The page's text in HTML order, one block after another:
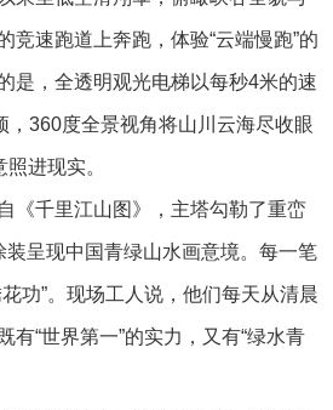
竞速跑道上奔跑，体验“云端慢跑”的
是，全透明观光电梯以每秒4米的速
，360度全景视角将山川云海尽收眼
进现实。
《千里江山图》，主塔勾勒了重峦
呈现中国青绿山水画意境。每一笔
功”。现场工人说，他们每天从清晨
有“世界第一”的实力，又有“绿水青